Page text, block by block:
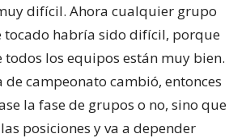
difícil. Ahora cualquier grupo
tocado habría sido difícil, porque
todos los equipos están muy bien.
de campeonato cambió, entonces
la fase de grupos o no, sino que
posiciones y va a depender